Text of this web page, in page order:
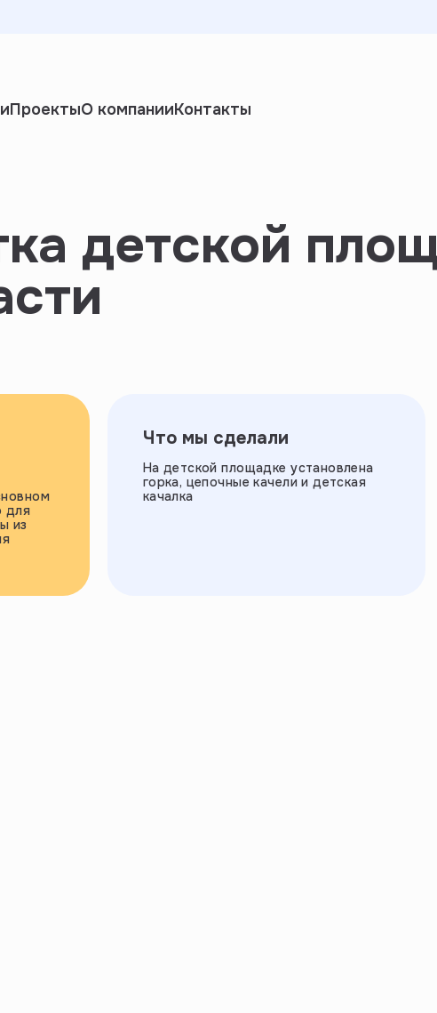
ПроектыО компанииКонтакты
детской
для
из
Что мы сделали
На детской площадке установлена
горка, цепочные качели и детская
качалка